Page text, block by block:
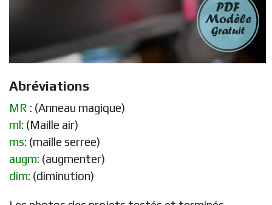
Abréviations
MR : (Anneau magique)
ml: (Maille air)
ms: (maille serree)
augm: (augmenter)
dim: (diminution)